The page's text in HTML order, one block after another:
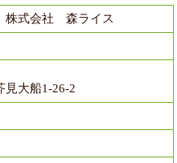
株式会社 森ライス
見大船1-26-2